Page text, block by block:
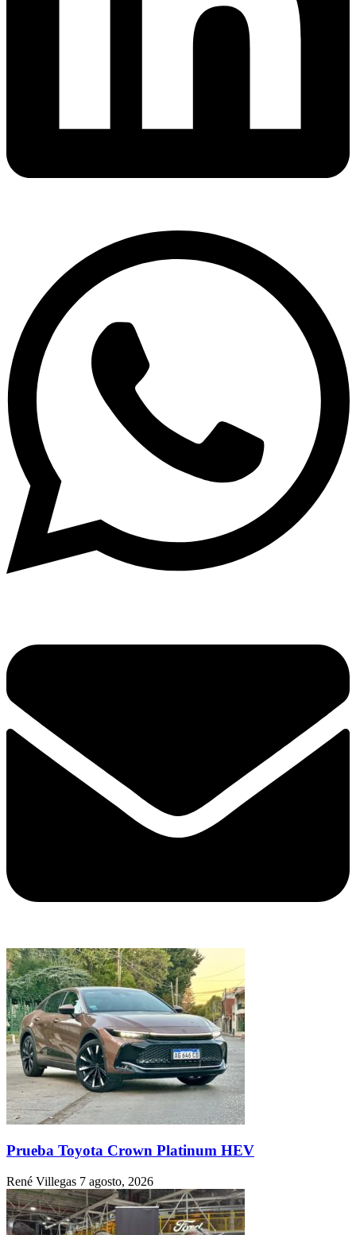
Prueba Toyota Crown Platinum HEV
René Villegas 7 agosto, 2026
Streaming: Desde la planta de Ford en Pacheco con
Lanzamiento BMW X1 18i sDrive Efficient (naftera)
6 agosto, 2026
Lanzamiento Ford Territory Platinum 2026
René Villegas5 agosto, 2026